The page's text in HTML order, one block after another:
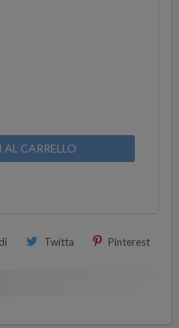
CARRELLO
Twitta Pinterest